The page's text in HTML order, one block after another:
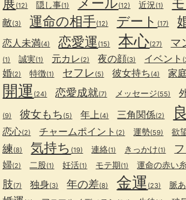
(12) 隠し事(1) (12) 近況 (1)
敵(3) 運命の相手(12) デート (17)
恋人未満(4) 恋愛運 (15) 本心(27) マ
(1) 誠実(1) 元カレ (2) 夜の顔(3) イベント
婚(2) 特徴(1) セフレ (5) 彼女持ち (4) 家庭
開運 (24) 恋愛成就(7) メッセージ(55)
(9) 彼女もち (5) 年上 (4) 三角関係(2)
恋心(2) チャームポイント (2) 運勢(59) 欲
練(8) 気持ち (19) 連絡(1) きっかけ(1)
婦(2) 二股(1) 妊活(1) モテ期(1) 運命の赤い糸
肢(7) 独身(3) 年の差(8) 金運 (23) 脈